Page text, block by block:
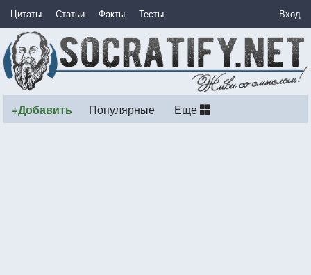
Цитаты Статьи Факты Тесты Вход
+Добавить Популярные Еще